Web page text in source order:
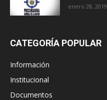
enero 28, 2019
CATEGORÍA POPULAR
Información
Institucional
Documentos